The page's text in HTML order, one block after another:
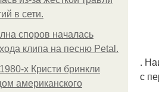
в сети.
споров началась
клипа на песню Petal.
х Кристи бринкли
американского
.
с